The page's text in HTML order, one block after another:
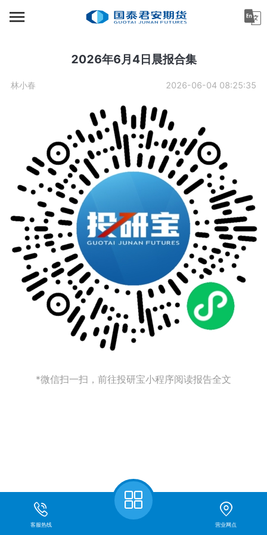
首页
机构金融
投资者教育
关于公司
2026年6月4日晨报合集
林小春 2026-06-04 08:25:35
*微信扫一扫，前往投研宝小程序阅读报告全文
客服热线 营业网点